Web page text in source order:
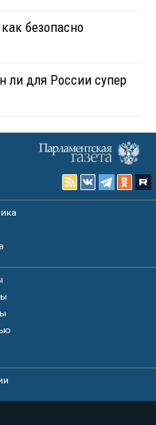
безопасно
ли для России супер